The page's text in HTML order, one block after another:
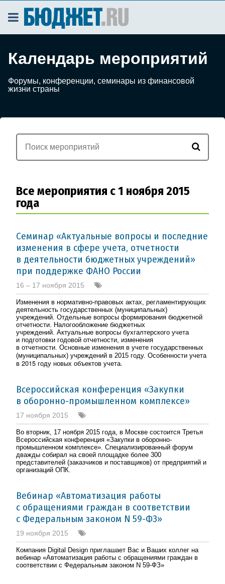
Календарь мероприятий
Форумы, конференции, семинары из финансовой
жизни страны
Все мероприятия с 1 ноября 2015
года
Семинар «Актуальные вопросы и последние
изменения в сфере учета, отчетности
в деятельности бюджетных учреждений»
при поддержке ФАНО России
16 – 17 ноября 2015
Изменения в нормативно-правовых актах, регламентирующих
деятельность государственных (муниципальных)
учреждений. Отдельные вопросы формирования бюджетной
отчетности. Налогообложение бюджетных
учреждений. Актуальные вопросы бухгалтерского учета
и подготовки годовой отчетности, изменения
в отчетности. Основные изменения в учете государственных
(муниципальных) учреждений в 2015 году. Особенности учета
в 2015 году новых объектов учета.
Всероссийская конференция «Закупки
в оборонно-промышленном комплексе»
17 ноября 2015
Во вторник, 17 ноября 2015 года, в Москве состоится Третья
Всероссийская конференция «Закупки в оборонно-
промышленном комплексе». Специализированный форум
дважды собирал на своей площадке более 300
представителей (заказчиков и поставщиков) от предприятий и
организаций ОПК.
Вебинар «Автоматизация работы
с обращениями граждан в соответствии
с Федеральным законом N 59-ФЗ»
19 ноября 2015
Компания Digital Design приглашает Вас и Ваших коллег на
вебинар «Автоматизация работы с обращениями граждан в
соответствии с Федеральным законом N 59-ФЗ»